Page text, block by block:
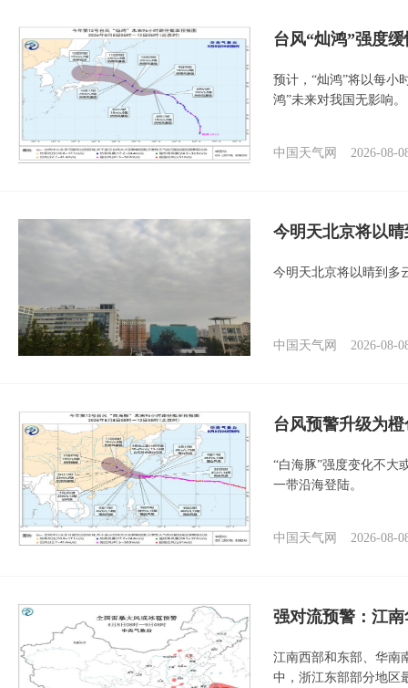
台风“灿鸿”强度
预计，“灿鸿”将以每小
鸿”未来对我国无影响。
中国天气网 2026-08-
今明天北京将以
今明天北京将以晴到多
中国天气网 2026-08-
台风预警升级为
“白海豚”强度变化不大
一带沿海登陆。
中国天气网 2026-08-
强对流预警：江
江南西部和东部、华南
中，浙江东部部分地区